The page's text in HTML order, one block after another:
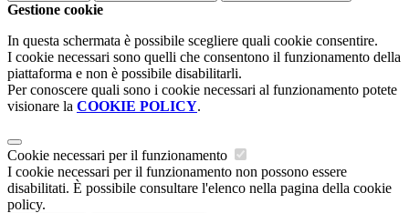
Gestione cookie
In questa schermata è possibile scegliere quali cookie consentire.
I cookie necessari sono quelli che consentono il funzionamento della
piattaforma e non è possibile disabilitarli.
Per conoscere quali sono i cookie necessari al funzionamento potete
visionare la COOKIE POLICY.
Cookie necessari per il funzionamento
I cookie necessari per il funzionamento non possono essere
disabilitati. È possibile consultare l'elenco nella pagina della cookie
policy.